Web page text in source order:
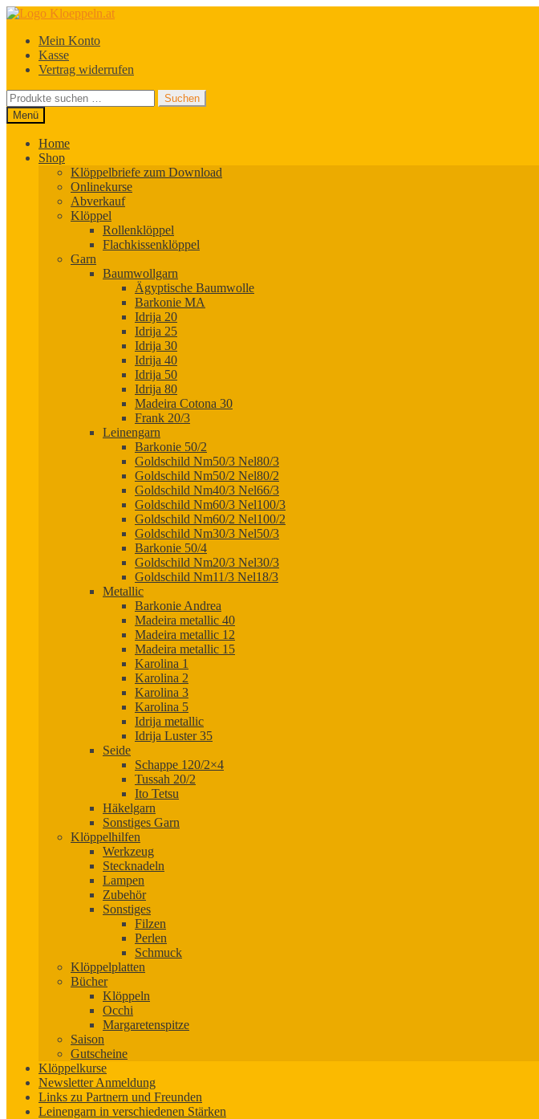
Zur
springen
Zum
springenMein Konto
Kasse
Vertrag widerrufen
Suchen
nach:
Suchen
Menü
Home
Shop
Klöppelbriefe zum Download
Onlinekurse
Abverkauf
Klöppel
Rollenklöppel
Flachkissenklöppel
Garn
Baumwollgarn
Ägyptische Baumwolle
Barkonie MA
Idrija 20
Idrija 25
Idrija 30
Idrija 40
Idrija 50
Idrija 80
Madeira Cotona 30
Frank 20/3
Leinengarn
Barkonie 50/2
Goldschild Nm50/3 Nel80/3
Goldschild Nm50/2 Nel80/2
Goldschild Nm40/3 Nel66/3
Goldschild Nm60/3 Nel100/3
Goldschild Nm60/2 Nel100/2
Goldschild Nm30/3 Nel50/3
Barkonie 50/4
Goldschild Nm20/3 Nel30/3
Goldschild Nm11/3 Nel18/3
Metallic
Barkonie Andrea
Madeira metallic 40
Madeira metallic 12
Madeira metallic 15
Karolina 1
Karolina 2
Karolina 3
Karolina 5
Idrija metallic
Idrija Luster 35
Seide
Schappe 120/2×4
Tussah 20/2
Ito Tetsu
Häkelgarn
Sonstiges Garn
Klöppelhilfen
Werkzeug
Stecknadeln
Lampen
Zubehör
Sonstiges
Filzen
Perlen
Schmuck
Klöppelplatten
Bücher
Klöppeln
Occhi
Margaretenspitze
Saison
Gutscheine
Klöppelkurse
Newsletter Anmeldung
Links zu Partnern und Freunden
Leinengarn in verschiedenen Stärken